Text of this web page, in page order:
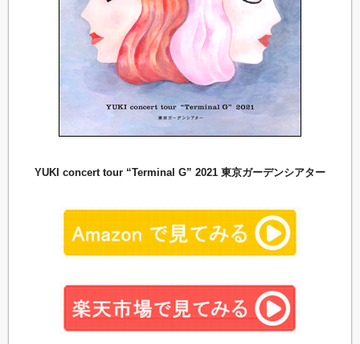
YUKI concert tour “Terminal G” 2021 東京ガーデンシアター